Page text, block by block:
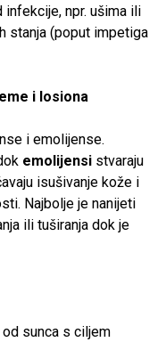
npr. ušima ili
stanja (poput impetiga
i losiona
i emolijense.
emolijensi stvaraju
isušivanje kože i
Najbolje je nanijeti
ili tuširanja dok je
sunca s ciljem